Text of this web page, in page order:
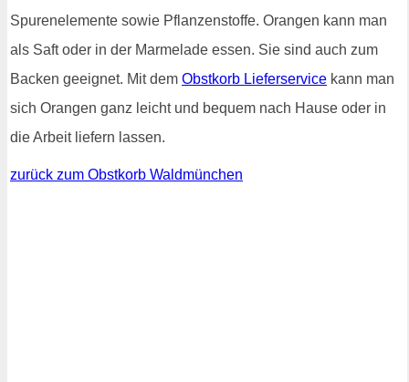
Spurenelemente sowie Pflanzenstoffe. Orangen kann man
als Saft oder in der Marmelade essen. Sie sind auch zum
Backen geeignet. Mit dem Obstkorb Lieferservice kann man
sich Orangen ganz leicht und bequem nach Hause oder in
die Arbeit liefern lassen.
zurück zum Obstkorb Waldmünchen